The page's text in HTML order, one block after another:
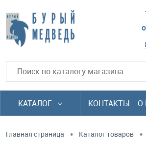
КАТАЛОГ КОНТАКТЫ О
Главная страница • Каталог товаров •